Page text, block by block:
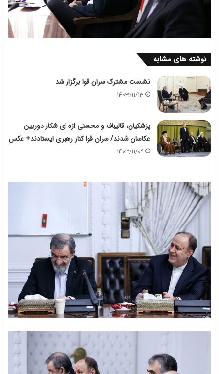
نوشته های مشابه
نشست مشترک سران قوا برگزار شد
1403/11/13
پزشکیان، قالیباف و محسنی اژه ای شکار دوربین
عکاسان شدند/ سران قوا کنار رهبری ایستادند+ عکس
1403/11/09